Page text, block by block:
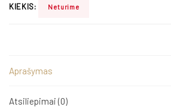
KIEKIS: Neturime
Aprašymas
Atsiliepimai (0)